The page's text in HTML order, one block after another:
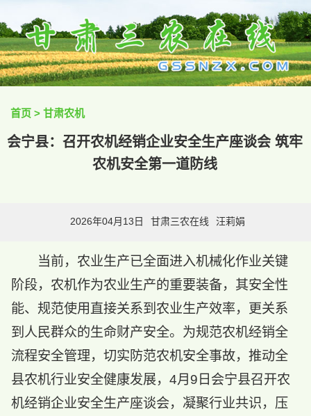
首页 > 甘肃农机
会宁县：召开农机经销企业安全生产座谈会 筑牢
农机安全第一道防线
2026年04月13日 甘肃三农在线 汪莉娟
当前，农业生产已全面进入机械化作业关键
阶段，农机作为农业生产的重要装备，其安全性
能、规范使用直接关系到农业生产效率，更关系
到人民群众的生命财产安全。为规范农机经销全
流程安全管理，切实防范农机安全事故，推动全
县农机行业安全健康发展，4月9日会宁县召开农
机经销企业安全生产座谈会，凝聚行业共识，压